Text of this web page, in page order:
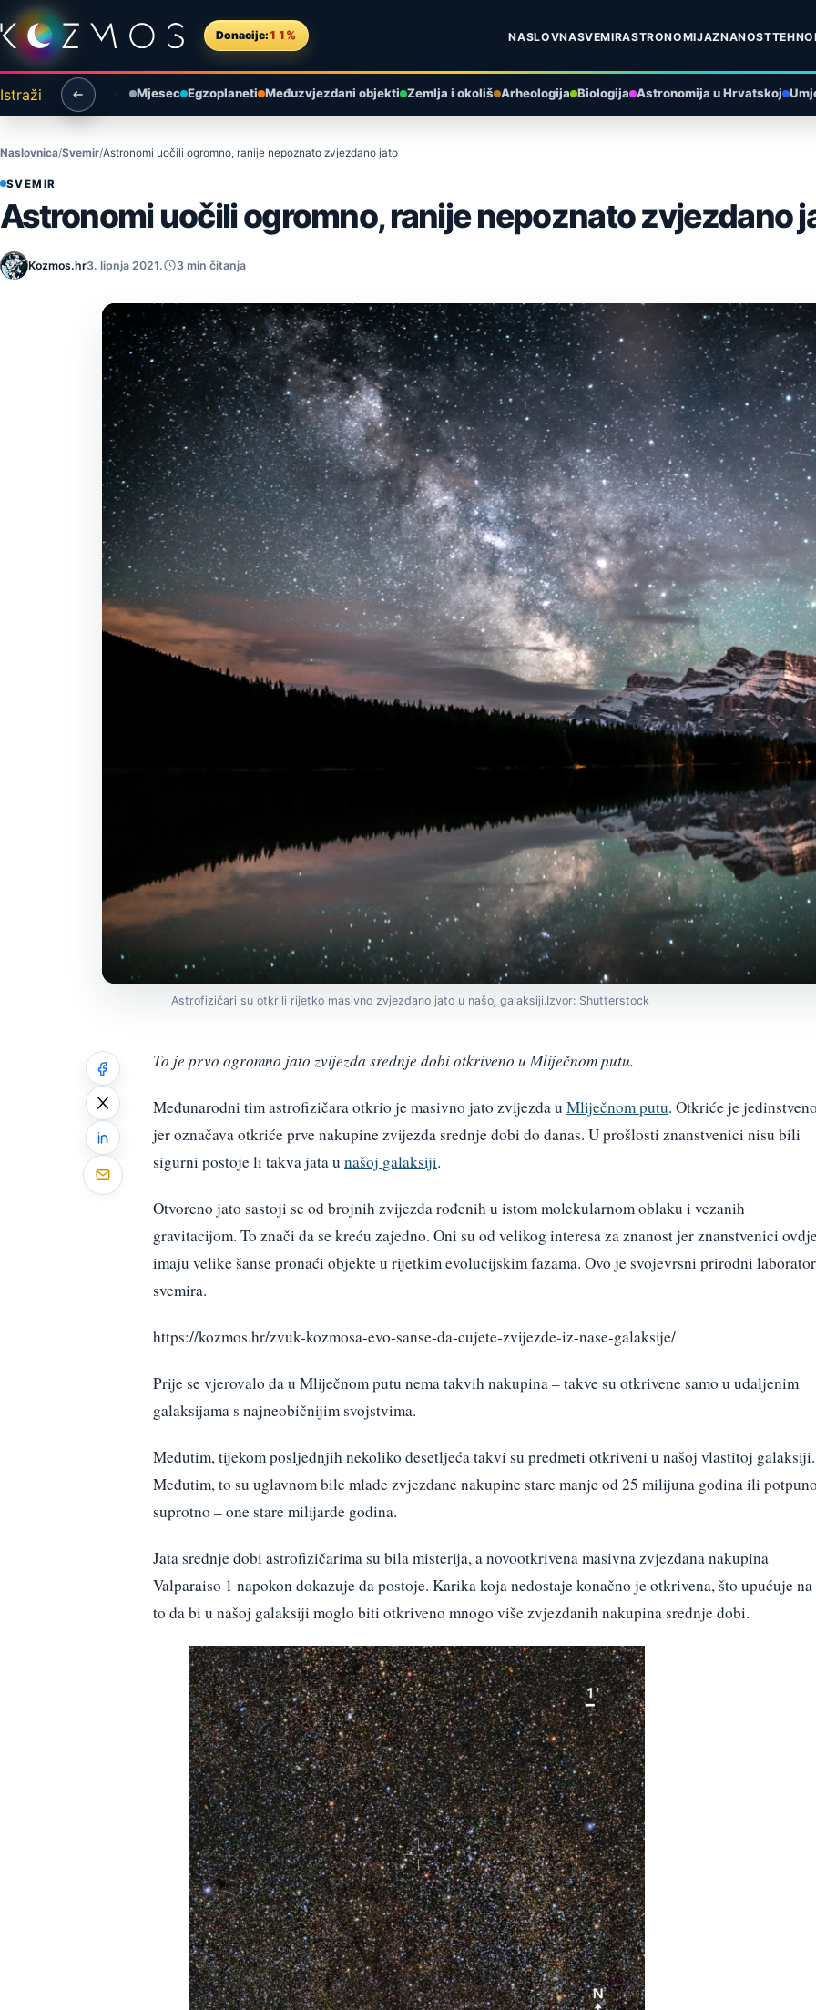
Preskoči na sadržaj
Donacije: 11% NASLOVNASVEMIRASTRONOMIJAZNANOST
Istraži Mjesec Egzoplaneti Međuzvjezdani objekti Zemlja i okoliš Arheologija Biologija Astronomija u Hrvatskoj
Naslovnica Svemir Astronomi uočili ogromno, ranije nepoznato zvjezdano jato
SVEMIR
Astronomi uočili ogromno, ranije nepoznato zvjezdano
Kozmos.hr3. lipnja 2021. 3 min čitanja
Astrofizičari su otkrili rijetko masivno zvjezdano jato u našoj galaksiji.Izvor: Shutterstock
To je prvo ogromno jato zvijezda srednje dobi otkriveno u Mliječnom putu.
Međunarodni tim astrofizičara otkrio je masivno jato zvijezda u Mliječnom putu. Otkriće je
jer označava otkriće prve nakupine zvijezda srednje dobi do danas. U prošlosti znanstvenici nisu bili
sigurni postoje li takva jata u našoj galaksiji.
Otvoreno jato sastoji se od brojnih zvijezda rođenih u istom molekularnom oblaku i vezanih
gravitacijom. To znači da se kreću zajedno. Oni su od velikog interesa za znanost jer znanstvenici
imaju velike šanse pronaći objekte u rijetkim evolucijskim fazama. Ovo je svojevrsni prirodni
svemira.
https://kozmos.hr/zvuk-kozmosa-evo-sanse-da-cujete-zvijezde-iz-nase-galaksije/
Prije se vjerovalo da u Mliječnom putu nema takvih nakupina – takve su otkrivene samo u udaljenim
galaksijama s najneobičnijim svojstvima.
Međutim, tijekom posljednjih nekoliko desetljeća takvi su predmeti otkriveni u našoj vlastitoj galaksiji.
Međutim, to su uglavnom bile mlade zvjezdane nakupine stare manje od 25 milijuna godina ili
suprotno – one stare milijarde godina.
Jata srednje dobi astrofizičarima su bila misterija, a novootkrivena masivna zvjezdana nakupina
Valparaiso 1 napokon dokazuje da postoje. Karika koja nedostaje konačno je otkrivena, što upućuje na
to da bi u našoj galaksiji moglo biti otkriveno mnogo više zvjezdanih nakupina srednje dobi.